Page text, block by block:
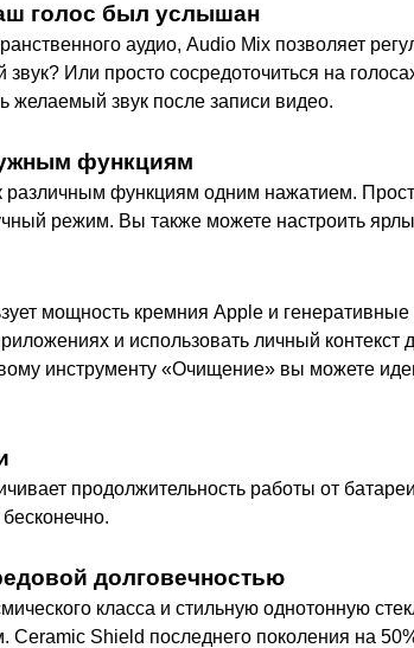
голос был услышан
аудио, Audio Mix позволяет
Или просто сосредоточиться на
желаемый звук после записи видео.
функциям
различным функциям одним нажатием.
режим. Вы также можете настроить
мощность кремния Apple и
и использовать личный
инструменту «Очищение» вы можете
продолжительность работы от
долговечностью
класса и стильную однотонную
Shield последнего поколения на